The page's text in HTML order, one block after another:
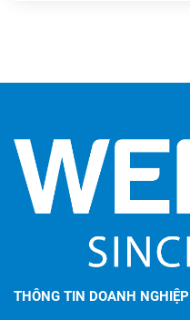
THÔNG TIN DOANH NGHIỆP